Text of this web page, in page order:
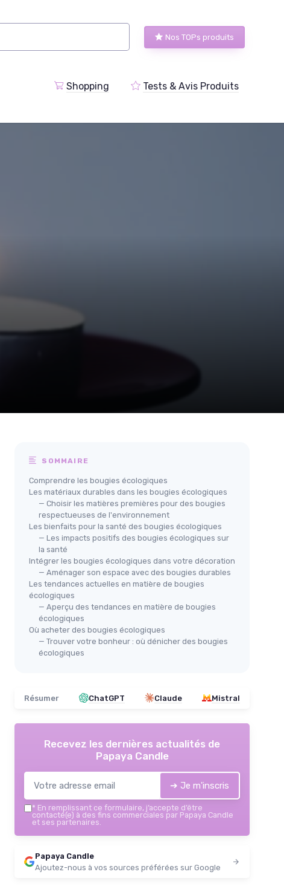
Nos TOPs produits
Shopping Tests & Avis Produits
SOMMAIRE
Comprendre les bougies écologiques
Les matériaux durables dans les bougies écologiques
— Choisir les matières premières pour des bougies
respectueuses de l'environnement
Les bienfaits pour la santé des bougies écologiques
— Les impacts positifs des bougies écologiques sur
la santé
Intégrer les bougies écologiques dans votre décoration
— Aménager son espace avec des bougies durables
Les tendances actuelles en matière de bougies
écologiques
— Aperçu des tendances en matière de bougies
écologiques
Où acheter des bougies écologiques
— Trouver votre bonheur : où dénicher des bougies
écologiques
Résumer ChatGPT Claude Mistral
Recevez les dernières actualités de
Papaya Candle
➔ Je m'inscris
* En remplissant ce formulaire, j’accepte d’être
contacté(e) à des fins commerciales par Papaya Candle
et ses partenaires.
Papaya Candle
Ajoutez-nous à vos sources préférées sur Google